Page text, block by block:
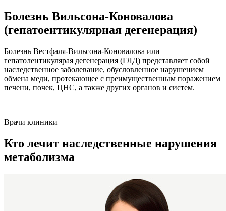
Болезнь Вильсона-Коновалова
(гепатоентикулярная дегенерация)
Болезнь Вестфаля-Вильсона-Коновалова или
гепатолентикулярая дегенерация (ГЛД) представляет собой
наследственное заболевание, обусловленное нарушением
обмена меди, протекающее с преимущественным поражением
печени, почек, ЦНС, а также других органов и систем.
Врачи клиники
Кто лечит наследственные нарушения
метаболизма